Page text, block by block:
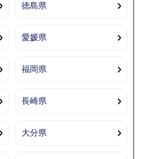
徳島県
愛媛県
福岡県
長崎県
大分県